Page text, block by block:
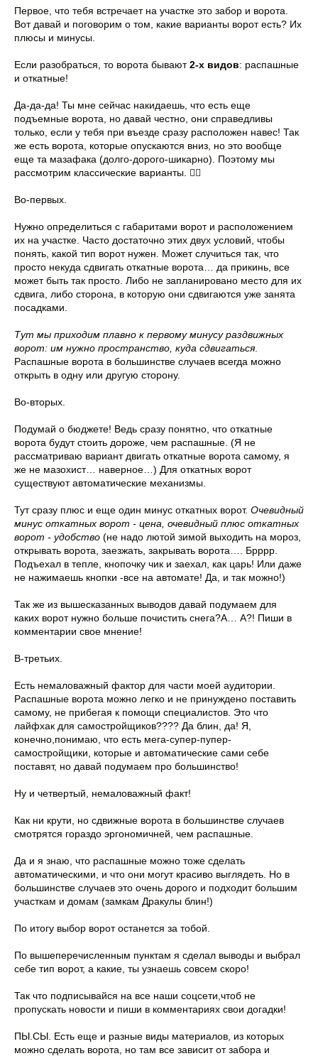
Первое, что тебя встречает на участке это забор и ворота.
Вот давай и поговорим о том, какие варианты ворот есть? Их
плюсы и минусы.
Если разобраться, то ворота бывают2-х видов: распашные
и откатные!
Да-да-да! Ты мне сейчас накидаешь, что есть еще
подъемные ворота, но давай честно, они справедливы
только, если у тебя при въезде сразу расположен навес! Так
же есть ворота, которые опускаются вниз, но это вообще
еще та мазафака (долго-дорого-шикарно). Поэтому мы
рассмотрим классические варианты. 👇🏻
Во-первых.
Нужно определиться с габаритами ворот и расположением
их на участке. Часто достаточно этих двух условий, чтобы
понять, какой тип ворот нужен. Может случиться так, что
просто некуда сдвигать откатные ворота… да прикинь, все
может быть так просто. Либо не запланировано место для их
сдвига, либо сторона, в которую они сдвигаются уже занята
посадками.
Тут мы приходим плавно к первому минусу раздвижных
ворот: им нужно пространство, куда сдвигаться.
Распашные ворота в большинстве случаев всегда можно
открыть в одну или другую сторону.
Во-вторых.
Подумай о бюджете! Ведь сразу понятно, что откатные
ворота будут стоить дороже, чем распашные. (Я не
рассматриваю вариант двигать откатные ворота самому, я
же не мазохист… наверное…) Для откатных ворот
существуют автоматические механизмы.
Тут сразу плюс и еще один минус откатных ворот. Очевидный
минус откатных ворот - цена, очевидный плюс откатных
ворот - удобство (не надо лютой зимой выходить на мороз,
открывать ворота, заезжать, закрывать ворота…. Брррр.
Подъехал в тепле, кнопочку чик и заехал, как царь! Или даже
не нажимаешь кнопки -все на автомате! Да, и так можно!)
Так же из вышесказанных выводов давай подумаем для
каких ворот нужно больше почистить снега?А… А?! Пиши в
комментарии свое мнение!
В-третьих.
Есть немаловажный фактор для части моей аудитории.
Распашные ворота можно легко и не принуждено поставить
самому, не прибегая к помощи специалистов. Это что
лайфхак для самостройщиков???? Да блин, да! Я,
конечно,понимаю, что есть мега-супер-пупер-
самостройщики, которые и автоматические сами себе
поставят, но давай подумаем про большинство!
Ну и четвертый, немаловажный факт!
Как ни крути, но сдвижные ворота в большинстве случаев
смотрятся гораздо эргономичней, чем распашные.
Да и я знаю, что распашные можно тоже сделать
автоматическими, и что они могут красиво выглядеть. Но в
большинстве случаев это очень дорого и подходит большим
участкам и домам (замкам Дракулы блин!)
По итогу выбор ворот останется за тобой.
По вышеперечисленным пунктам я сделал выводы и выбрал
себе тип ворот, а какие, ты узнаешь совсем скоро!
Так что подписывайся на все наши соцсети,чтоб не
пропускать новости и пиши в комментариях свои догадки!
ПЫ.СЫ. Есть еще и разные виды материалов, из которых
можно сделать ворота, но там все зависит от забора и